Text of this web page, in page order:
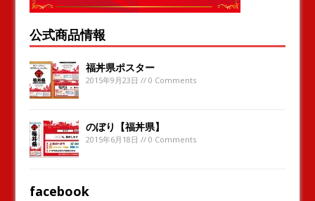
公式商品情報
福丼県ポスター
2015年9月23日 // 0 Comments
のぼり【福丼県】
2015年6月18日 // 0 Comments
facebook